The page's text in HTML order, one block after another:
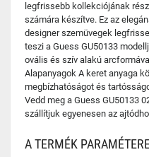
legfrissebb kollekciójának
számára készítve. Ez az
designer szemüvegek
teszi a Guess GU50133
ovális és szív alakú
Alapanyagok A keret anyaga
megbízhatóságot és
Vedd meg a Guess GU50133
szállítjuk egyenesen az
A TERMÉK